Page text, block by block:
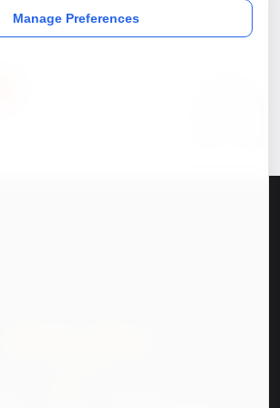
Manage Preferences
राजनीति और समसामयिक विषयों पर तथ्यपरक और